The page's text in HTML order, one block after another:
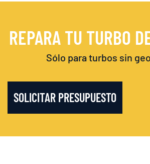
REPARA TU TURBO
Sólo para turbos sin
SOLICITAR PRESUPUESTO